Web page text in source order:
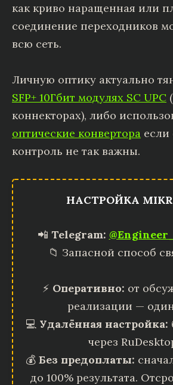
как криво наращенная или
соединение переходников
всю сеть.
Личную оптику актуально
SFP+ 10Гбит модулях SC UPC
коннекторах), либо
оптические конвертора если
контроль не так важны.
НАСТРОЙКА
📲 Telegram:
📁 Запасной способ
⚡ Оперативно: от
реализации —
💻 Удалённая настройка:
через
💰 Без предоплаты:
до 100% результата.